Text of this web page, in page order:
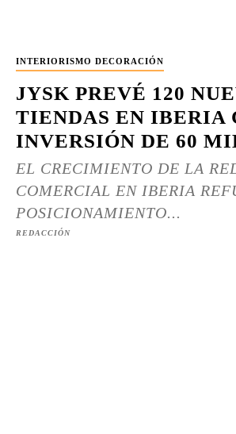
INTERIORISMO DECORACIÓN
JYSK PREVÉ 120
TIENDAS EN IBERIA
INVERSIÓN DE 60
EL CRECIMIENTO DE LA
COMERCIAL EN IBERIA
POSICIONAMIENTO...
REDACCIÓN